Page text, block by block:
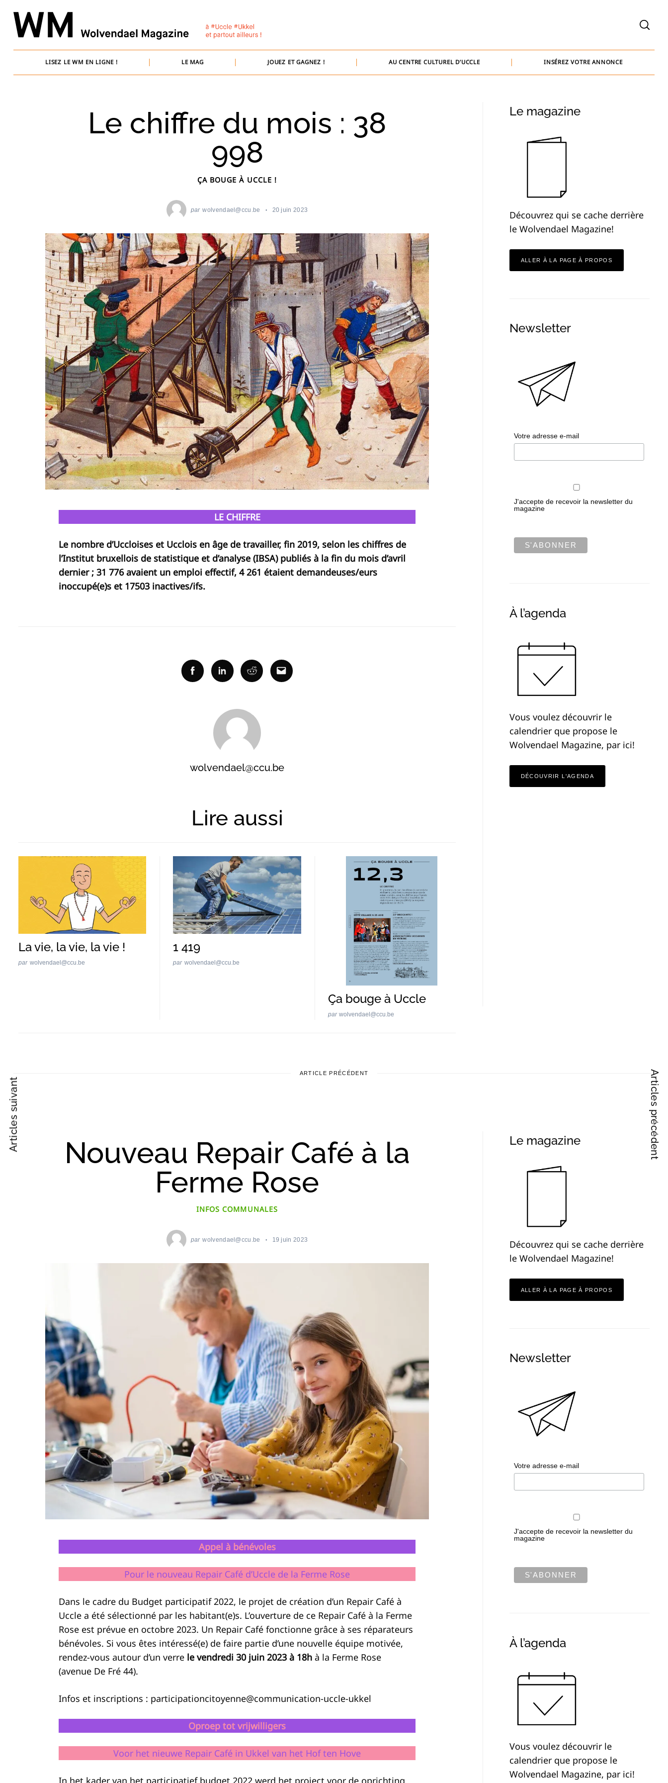
content
LISEZ LE WM EN LIGNE ! LE MAG JOUEZ ET GAGNEZ ! AU CENTRE CULTUREL D’UCCLE INSÉREZ VOTRE ANNONCE
welcome@baammedia.be
jennifer@baammedia.be
bernard@baammedia.be
jennifer@baammedia.be
Le chiffre du mois : 38
998
ÇA BOUGE À UCCLE !
par wolvendael@ccu.be 20 juin 2023
LE CHIFFRE
Le nombre d’Uccloises et Ucclois en âge de travailler, fin 2019, selon les chiffres de
l’Institut bruxellois de statistique et d’analyse (IBSA) publiés à la fin du mois d’avril
dernier ; 31 776 avaient un emploi effectif, 4 261 étaient demandeuses/eurs
inoccupé(e)s et 17503 inactives/ifs.
FacebookLinkedinRedditEmail
wolvendael@ccu.be
Lire aussi
La vie, la vie, la vie !
par wolvendael@ccu.be
1 419
par wolvendael@ccu.be
Ça bouge à Uccle
par wolvendael@ccu.be
Post
Navigation
Articles suivant Articles précédent
Le magazine
Découvrez qui se cache derrière
le Wolvendael Magazine!
ALLER À LA PAGE À PROPOS
Newsletter
Votre adresse e-mail
J'accepte de recevoir la newsletter du
magazine
À l’agenda
Vous voulez découvrir le
calendrier que propose le
Wolvendael Magazine, par ici!
DÉCOUVRIR L'AGENDA
ARTICLE PRÉCÉDENT
Nouveau Repair Café à la
Ferme Rose
INFOS COMMUNALES
par wolvendael@ccu.be 19 juin 2023
Appel à bénévoles
Pour le nouveau Repair Café d’Uccle de la Ferme Rose
Dans le cadre du Budget participatif 2022, le projet de création d’un Repair Café à
Uccle a été sélectionné par les habitant(e)s. L’ouverture de ce Repair Café à la Ferme
Rose est prévue en octobre 2023. Un Repair Café fonctionne grâce à ses réparateurs
bénévoles. Si vous êtes intéressé(e) de faire partie d’une nouvelle équipe motivée,
rendez-vous autour d’un verre le vendredi 30 juin 2023 à 18h à la Ferme Rose
(avenue De Fré 44).
Infos et inscriptions : participationcitoyenne@communication-uccle-ukkel
Oproep tot vrijwilligers
Voor het nieuwe Repair Café in Ukkel van het Hof ten Hove
In het kader van het participatief budget 2022 werd het project voor de oprichting
Le magazine
Découvrez qui se cache derrière
le Wolvendael Magazine!
ALLER À LA PAGE À PROPOS
Newsletter
Votre adresse e-mail
J'accepte de recevoir la newsletter du
magazine
À l’agenda
Vous voulez découvrir le
calendrier que propose le
Wolvendael Magazine, par ici!
pour
: